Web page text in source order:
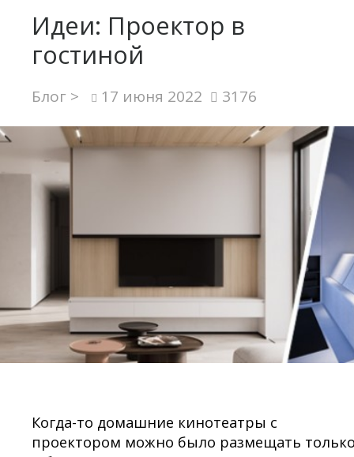
Идеи: Проектор в
гостиной
Блог > 17 июня 2022 3176
Когда-то домашние кинотеатры с
проектором можно было размещать